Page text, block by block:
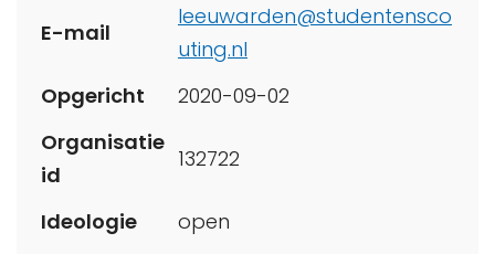
E-mail
leeuwarden@studentensco
uting.nl
Opgericht
2020-09-02
Organisatie
id
132722
Ideologie
open